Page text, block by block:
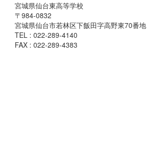
宮城県仙台東高等学校
〒984-0832
宮城県仙台市若林区下飯田字高野東70番地
TEL : 022-289-4140
FAX : 022-289-4383